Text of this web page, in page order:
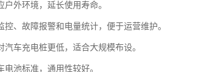
外环境，延长使用寿命。
、故障报警和电量统计，便于运营维护。
车充电桩更低，适合大规模布设。
池标准，通用性较好。